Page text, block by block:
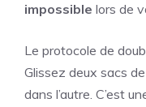
impossible lors de
Le protocole de
Glissez deux sacs
dans l’autre. C’est